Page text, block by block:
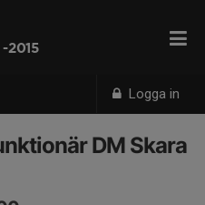
Logga in
2015
DM Skara